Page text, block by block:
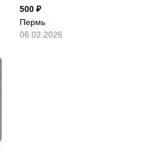
500
Пермь
06.02.2026